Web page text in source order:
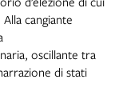
cangiante
oscillante tra
di stati